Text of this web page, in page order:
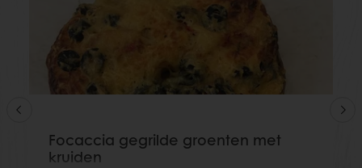
Focaccia gegrilde groenten met
kruiden